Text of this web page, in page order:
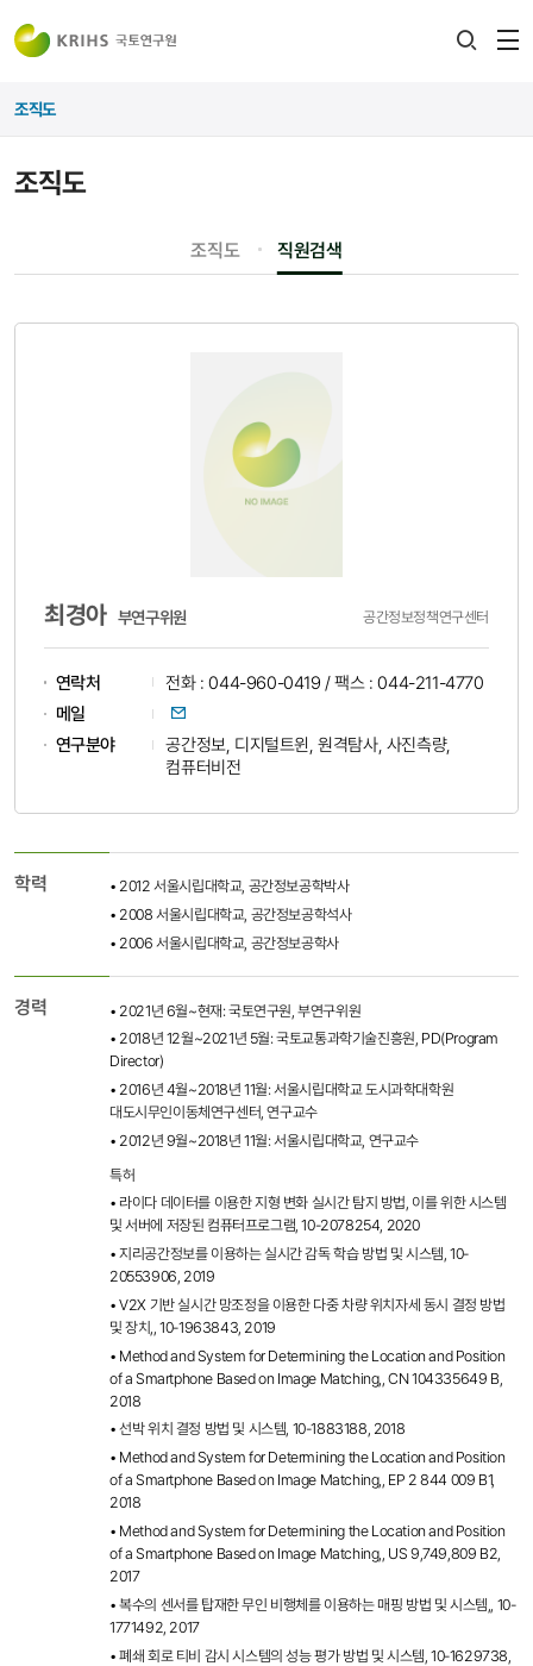
조직도
조직도
조직도 직원검색
최경아 부연구위원 공간정보정책연구센터
연락처
전화 : 044-960-0419 / 팩스 : 044-211-4770
메일
이메일
연구분야
공간정보, 디지털트윈, 원격탐사, 사진측량,
컴퓨터비전
학력
• 2012 서울시립대학교, 공간정보공학박사
• 2008 서울시립대학교, 공간정보공학석사
• 2006 서울시립대학교, 공간정보공학사
경력
• 2021년 6월~현재: 국토연구원, 부연구위원
• 2018년 12월~2021년 5월: 국토교통과학기술진흥원, PD(Program
Director)
• 2016년 4월~2018년 11월: 서울시립대학교 도시과학대학원
대도시무인이동체연구센터, 연구교수
• 2012년 9월~2018년 11월: 서울시립대학교, 연구교수
특허
• 라이다 데이터를 이용한 지형 변화 실시간 탐지 방법, 이를 위한 시스템
및 서버에 저장된 컴퓨터프로그램, 10-2078254, 2020
• 지리공간정보를 이용하는 실시간 감독 학습 방법 및 시스템, 10-
20553906, 2019
• V2X 기반 실시간 망조정을 이용한 다중 차량 위치자세 동시 결정 방법
및 장치,, 10-1963843, 2019
• Method and System for Determining the Location and Position
of a Smartphone Based on Image Matching,, CN 104335649 B,
2018
• 선박 위치 결정 방법 및 시스템, 10-1883188, 2018
• Method and System for Determining the Location and Position
of a Smartphone Based on Image Matching,, EP 2 844 009 B1,
2018
• Method and System for Determining the Location and Position
of a Smartphone Based on Image Matching,, US 9,749,809 B2,
2017
• 복수의 센서를 탑재한 무인 비행체를 이용하는 매핑 방법 및 시스템,, 10-
1771492, 2017
• 폐쇄 회로 티비 감시 시스템의 성능 평가 방법 및 시스템, 10-1629738,